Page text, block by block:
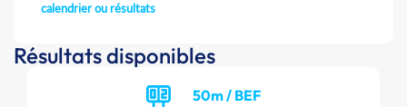
calendrier ou résultats
Résultats disponibles
50m / BEF